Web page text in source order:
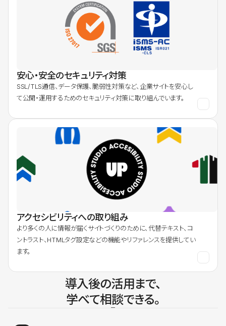
安心・安全のセキュリティ対策
SSL/TLS通信、データ保護、脆弱性対策など、企業サイトを安心し
て公開・運用するためのセキュリティ対策に取り組んでいます。
アクセシビリティへの取り組み
より多くの人に情報が届くサイトづくりのために、代替テキスト、コ
ントラスト、HTMLタグ設定などの機能やリファレンスを提供してい
ます。
導入後の活用まで、
学べて相談できる。